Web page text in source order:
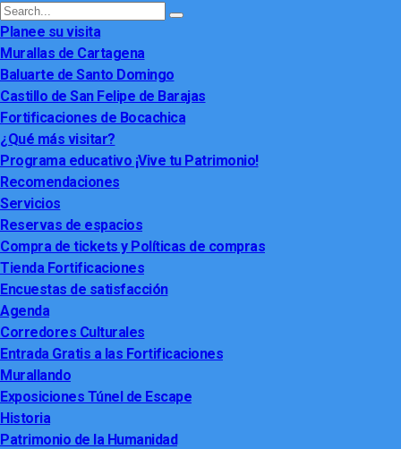
Planee su visita
Murallas de Cartagena
Baluarte de Santo Domingo
Castillo de San Felipe de Barajas
Fortificaciones de Bocachica
¿Qué más visitar?
Programa educativo ¡Vive tu Patrimonio!
Recomendaciones
Servicios
Reservas de espacios
Compra de tickets y Políticas de compras
Tienda Fortificaciones
Encuestas de satisfacción
Agenda
Corredores Culturales
Entrada Gratis a las Fortificaciones
Murallando
Exposiciones Túnel de Escape
Historia
Patrimonio de la Humanidad